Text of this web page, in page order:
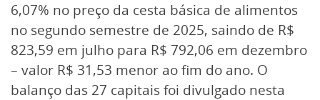
6,07% no preço da cesta básica de alimentos
no segundo semestre de 2025, saindo de R$
823,59 em julho para R$ 792,06 em dezembro
– valor R$ 31,53 menor ao fim do ano. O
balanço das 27 capitais foi divulgado nesta